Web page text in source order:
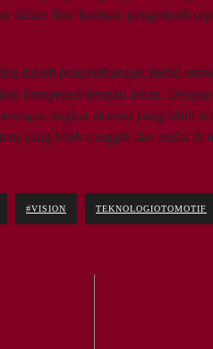
dalam fitur bantuan pengemudi
dalam pengembangan mobil
beroperasi dengan aman.
tingkat akurasi yang lebih
yang lebih canggih dan andal di
#VISION TEKNOLOGIOTOMOTIF